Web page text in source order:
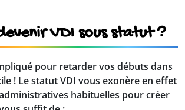
VDI sous statut ?
pour retarder vos débuts dans
! Le statut VDI vous exonèreen effet
habituelles pour créer